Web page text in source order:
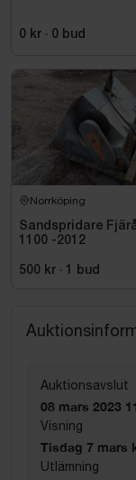
0 kr · 0 bud
Norrköping
Sandspridare
1100 -2012
500 kr · 1 bud
Auktionsavslut
08 mars 2023
Visning
Tisdag 7 mars
Utlämning